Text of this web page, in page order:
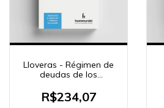
Lloveras - Régimen de
deudas de los
R$234,07